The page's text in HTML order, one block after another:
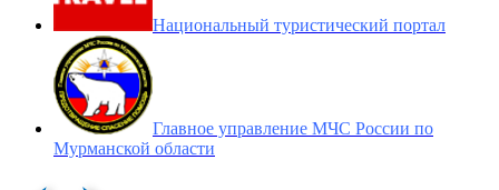
Национальный туристический портал
Главное управление МЧС России по
Мурманской области